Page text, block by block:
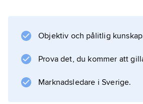
Objektiv och pålitlig
Prova det, du kommer att
Marknadsledare i Sverige.